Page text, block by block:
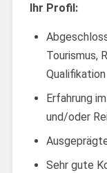
Ihr Profil:
Tourismus,
Qualifikation
Erfahrung
und/oder
Sehr gute